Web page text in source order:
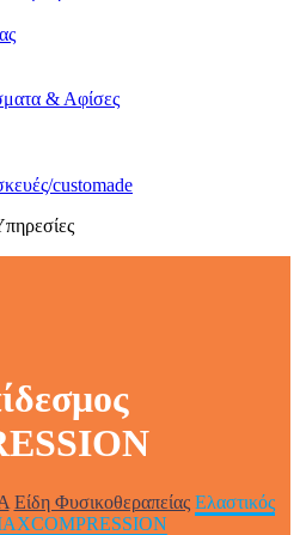
& Αφίσες
customade
Είδη Φυσικοθεραπείας Ελαστικός